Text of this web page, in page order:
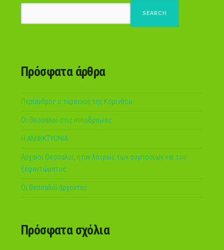
SEARCH
Πρόσφατα άρθρα
Περίανδρος ο τύραννος της Κορίνθου
Οι Θεσσαλοί στις ιπποδρομίες
Η ΑΜΦΙΚΤΥΟΝΙΑ
Αρχαίοι Θεσσαλοί, ήταν λάτρεις των συμποσίων και του
ξεφαντώματος
Οι θεσσαλοί άρχοντες
Πρόσφατα σχόλια